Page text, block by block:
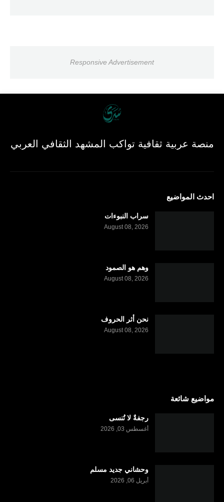
Responsive Advertisement
منصة عربية ثقافية تواكب المشهد الثقافي العربي
احدث المواضيع
سراب النبوءات
August 08, 2026
وهم هو الصمود
August 08, 2026
نحن أثر الحروف
August 08, 2026
مواضيع شائعة
رجفةٌ لا تُنسى
أغسطس 03, 2026
وحشاني جديد مسلم
أبريل 06, 2026